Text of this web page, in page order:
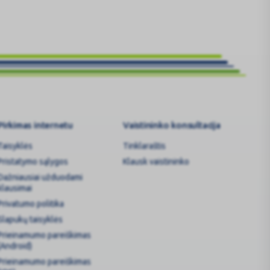
internetu
Taisyklės
sąlygos
užduodami
politika
taisyklės
pareiškimas
pareiškimas
Vaistininko konsultacija
Tinklaraštis
Klausk vaistininko